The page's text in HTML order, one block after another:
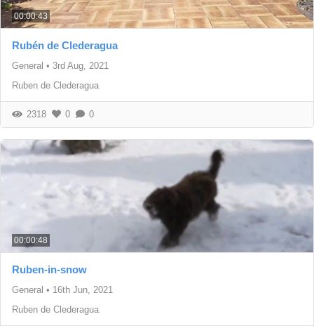
00:00:43
Rubén de Clederagua
General • 3rd Aug, 2021
Ruben de Clederagua
2318 0 0
00:00:48
Ruben-in-snow
General • 16th Jun, 2021
Ruben de Clederagua